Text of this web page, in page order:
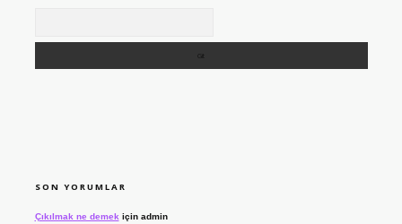
SON YORUMLAR
Çıkılmak ne demek için admin